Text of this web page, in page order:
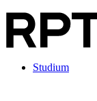
Studium